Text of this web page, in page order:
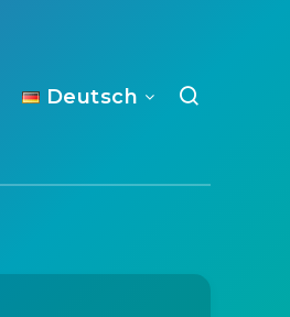
Deutsch